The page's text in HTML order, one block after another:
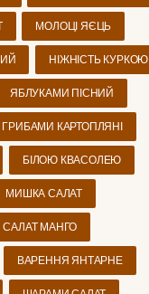
МОЛОЦІ ЯЄЦЬ
НІЖНІСТЬ КУРКОЮ
ЯБЛУКАМИ ПІСНИЙ
ГРИБАМИ КАРТОПЛЯНІ
БІЛОЮ КВАСОЛЕЮ
МИШКА САЛАТ
САЛАТ МАНГО
ВАРЕННЯ ЯНТАРНЕ